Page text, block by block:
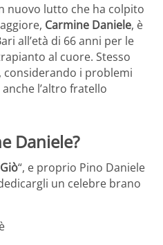
nuovo lutto che ha colpito
Carmine Daniele, è
all’età di 66 anni per le
al cuore. Stesso
considerando i problemi
l’altro fratello
Daniele?
“, e proprio Pino Daniele
un celebre brano